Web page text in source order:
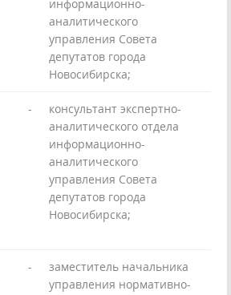
информационно-
аналитического
управления Совета
депутатов города
Новосибирска;
-
консультант экспертно-
аналитического отдела
информационно-
аналитического
управления Совета
депутатов города
Новосибирска;
-
заместитель начальника
управления нормативно-